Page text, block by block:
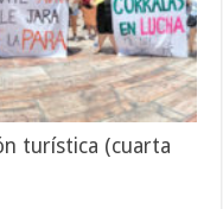
turística (cuarta